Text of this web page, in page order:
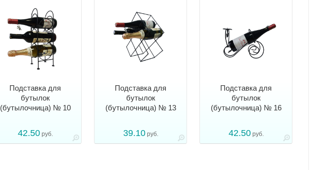
Подставка для
бутылок
(бутылочница) № 10
42.50руб.
Подставка для
бутылок
(бутылочница) № 13
39.10руб.
Подставка для
бутылок
(бутылочница) № 16
42.50руб.